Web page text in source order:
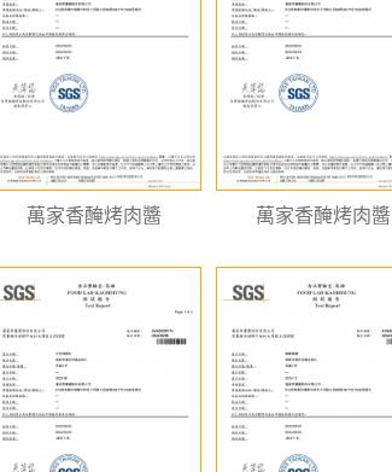
萬家香醃烤肉醬 萬家香醃烤肉醬